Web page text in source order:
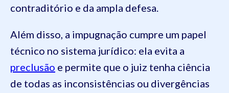
contraditório e da ampla defesa.
Além disso, a impugnação cumpre um papel
técnico no sistema jurídico: ela evita a
preclusão e permite que o juiz tenha ciência
de todas as inconsistências ou divergências